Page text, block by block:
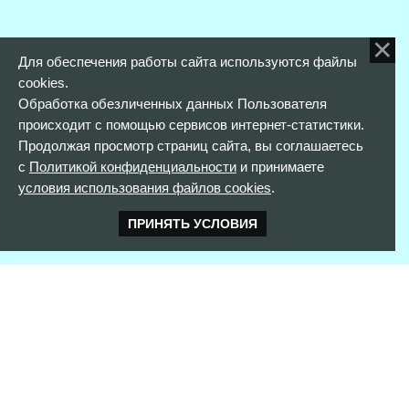
Для обеспечения работы сайта используются файлы
cookies.
Обработка обезличенных данных Пользователя
происходит с помощью сервисов интернет-статистики.
Продолжая просмотр страниц сайта, вы соглашаетесь
с Политикой конфиденциальностии принимаете
условия использования файлов cookies.
ПРИНЯТЬ УСЛОВИЯ